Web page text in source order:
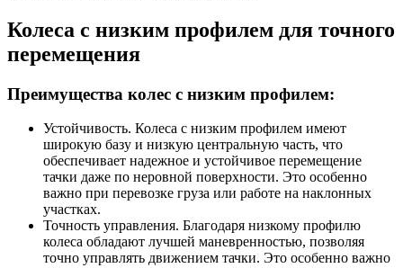
Колеса с низким профилем для точного
перемещения
Преимущества колес с низким профилем:
Устойчивость. Колеса с низким профилем имеют
широкую базу и низкую центральную часть, что
обеспечивает надежное и устойчивое перемещение
тачки даже по неровной поверхности. Это особенно
важно при перевозке груза или работе на наклонных
участках.
Точность управления. Благодаря низкому профилю
колеса обладают лучшей маневренностью, позволяя
точно управлять движением тачки. Это особенно важно